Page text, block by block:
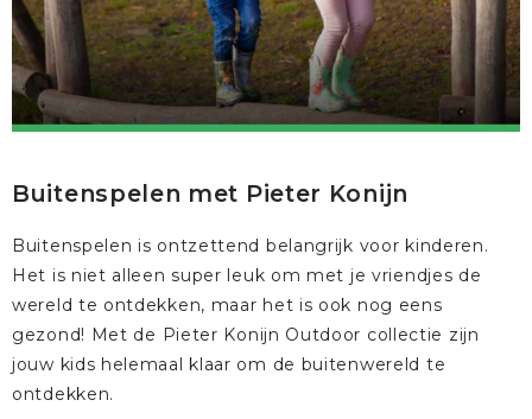
Buitenspelen met Pieter Konijn
Buitenspelen is ontzettend belangrijk voor kinderen.
Het is niet alleen super leuk om met je vriendjes de
wereld te ontdekken, maar het is ook nog eens
gezond! Met de Pieter Konijn Outdoor collectie zijn
jouw kids helemaal klaar om de buitenwereld te
ontdekken.